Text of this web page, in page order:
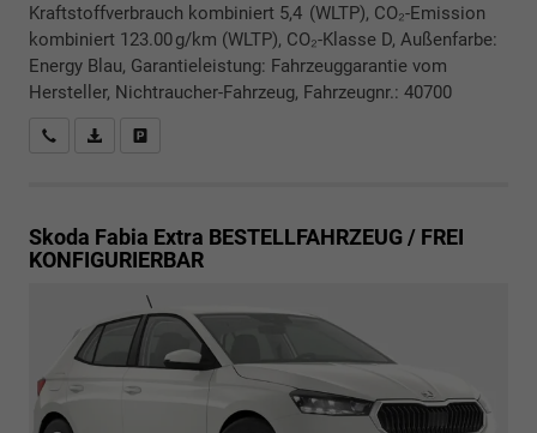
Kraftstoffverbrauch kombiniert 5,4 (WLTP), CO₂-Emission
kombiniert 123.00 g/km (WLTP), CO₂-Klasse D, Außenfarbe:
Energy Blau, Garantieleistung: Fahrzeuggarantie vom
Hersteller, Nichtraucher-Fahrzeug, Fahrzeugnr.: 40700
Rückrufbitte absenden
PDF-Datei, Fahrzeugexposé drucken
Skoda Fabia Extra BESTELLFAHRZEUG / FREI
KONFIGURIERBAR